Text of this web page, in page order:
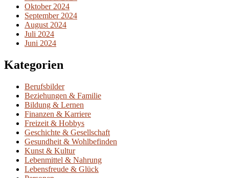
Oktober 2024
September 2024
August 2024
Juli 2024
Juni 2024
Kategorien
Berufsbilder
Beziehungen & Familie
Bildung & Lernen
Finanzen & Karriere
Freizeit & Hobbys
Geschichte & Gesellschaft
Gesundheit & Wohlbefinden
Kunst & Kultur
Lebenmittel & Nahrung
Lebensfreude & Glück